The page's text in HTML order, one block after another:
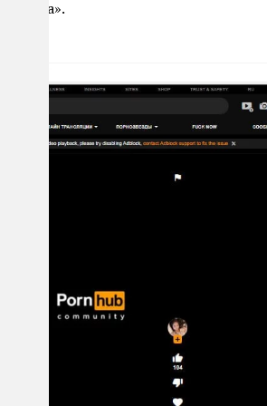
Города».